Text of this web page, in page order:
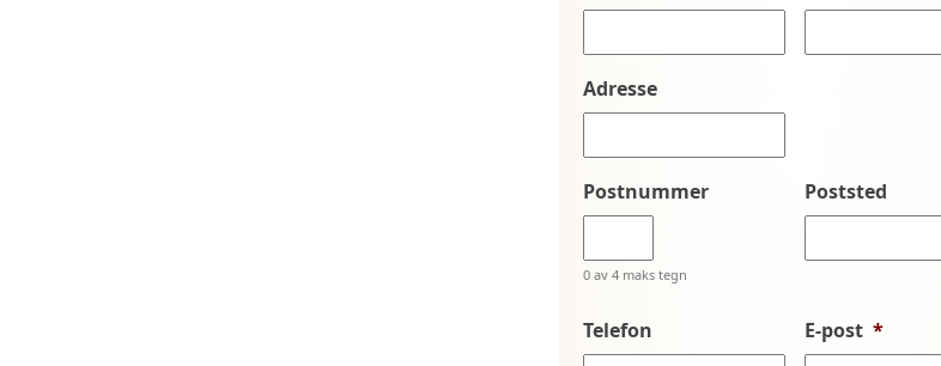
Adresse
Postnummer
0 av 4 maks tegn
Poststed
Telefon E-post *